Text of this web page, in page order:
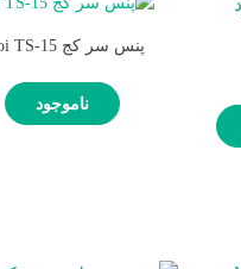
پنس سر کج gooi TS-15
ناموجود